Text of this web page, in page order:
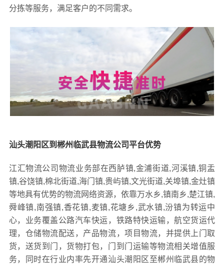
分拣等服务，满足客户的不同需求。
汕头潮阳区到郴州临武县物流公司平台优势
江汇物流公司物流业务部在西胪镇,金浦街道,河溪镇,铜盂
镇,谷饶镇,棉北街道,海门镇,贵屿镇,文光街道,关埠镇,金灶镇
等地具有优势的物流网络资源，依靠万水乡,镇南乡,楚江镇,
舜峰镇,南强镇,香花镇,麦镇,花塘乡,武水镇,汾镇为转运中
心，业务覆盖公路汽车快运，铁路特快运输，航空货运代
理，仓储物流配送，产品物流，项目物流，并提供上门取
货，送货到门，货物打包，门到门运输等物流相关增值服
务，同时在行业内率先开通汕头潮阳区至郴州临武县的物